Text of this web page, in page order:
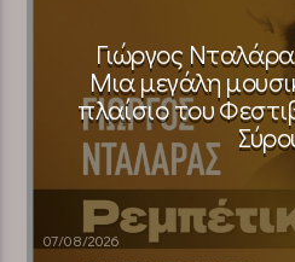
Γιώργος
Μια μεγάλη
πλαίσιο του
07/08/2026